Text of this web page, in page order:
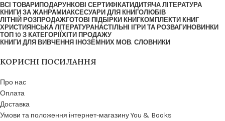
ВСІ ТОВАРИ ПОДАРУНКОВІ СЕРТИФІКАТИДИТЯЧА ЛІТЕРАТУРА
КНИГИ ЗА ЖАНРАМИАКСЕСУАРИ ДЛЯ КНИГОЛЮБІВ
ЛІТНІЙ РОЗПРОДАЖГОТОВІ ПІДБІРКИ КНИГКОМПЛЕКТИ КНИГ
ХРИСТИЯНСЬКА ЛІТЕРАТУРАНАСТІЛЬНІ ІГРИ ТА РОЗВАГИ НОВИНКИ
ТОП 10 З КАТЕГОРІЇ ХІТИ ПРОДАЖУ
КНИГИ ДЛЯ ВИВЧЕННЯ ІНОЗЕМНИХ МОВ. СЛОВНИКИ
КОРИСНІ ПОСИЛАННЯ
Про нас
Оплата
Доставка
Умови та положення інтернет-магазину You & Books